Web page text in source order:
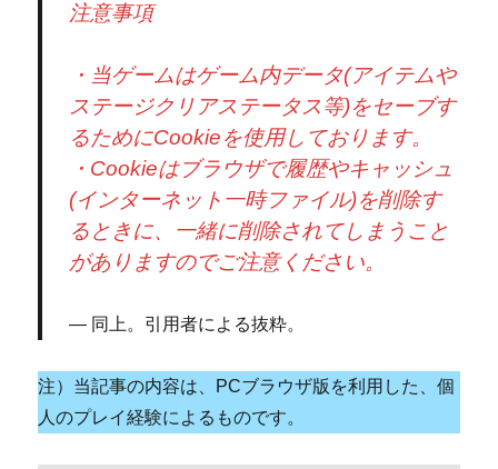
注意事項
・当ゲームはゲーム内データ(アイテムや
ステージクリアステータス等)をセーブす
るためにCookieを使用しております。
・Cookieはブラウザで履歴やキャッシュ
(インターネット一時ファイル)を削除す
るときに、一緒に削除されてしまうこと
がありますのでご注意ください。
同上。引用者による抜粋。
注）当記事の内容は、PCブラウザ版を利用した、個
人のプレイ経験によるものです。